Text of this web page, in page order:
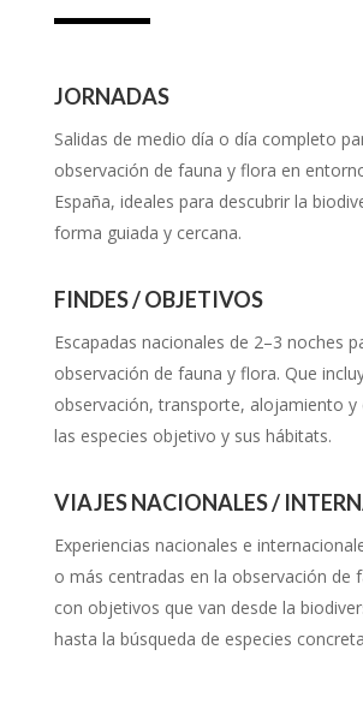
JORNADAS
Salidas de medio día o día completo
observación de fauna y flora en
España, ideales para descubrir la
forma guiada y cercana.
FINDES / OBJETIVOS
Escapadas nacionales de 2–3 noches
observación de fauna y flora. Que
observación, transporte, alojamiento y
las especies objetivo y sus hábitats.
VIAJES NACIONALES /
Experiencias nacionales e
o más centradas en la observación de
con objetivos que van desde la
hasta la búsqueda de especies